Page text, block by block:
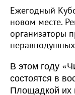
Ежегодный
новом месте.
организаторы
В этом году
состоятся в
Площадкой их